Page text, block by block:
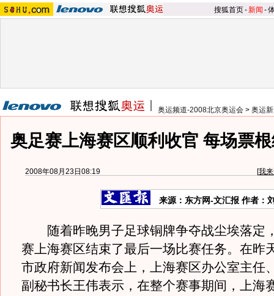
搜狐首页-新闻 -
奥运频道-2008北京奥运会 > 奥运
奥足赛上海赛区顺利收官 每场票
2008年08月23日08:19 [我
来源：东方网-文汇报 作者：
随着昨晚男子足球铜牌争夺战尘埃落定
赛上海赛区结束了最后一场比赛任务。在昨
市政府新闻发布会上，上海赛区办公室主任
副秘书长王伟表示，在整个赛事期间，上海